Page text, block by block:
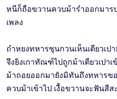
หนีก็ถือขวานควบม้ารำออกมาร
เพลง
ถำหยงทหารซุนกวนเห็นเตียวเ
จึงยิงเกาทัณฑ์ไปถูกม้าเตียวเปาเ
ม้าถอยออกมายังมิทันถึงทหารข
ควบม้าเข้าไป เงื้อขวานจะฟันสี